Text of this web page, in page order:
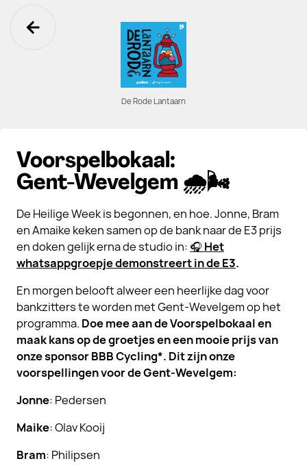
Ga terug
De Rode Lantaarn
Voorspelbokaal:
Gent-Wevelgem 🌧️🌬️
De Heilige Week is begonnen, en hoe. Jonne, Bram
en Amaike keken samen op de bank naar de E3 prijs
en doken gelijk erna de studio in: 🎧 Het
whatsappgroepje demonstreert in de E3.
En morgen belooft alweer een heerlijke dag voor
bankzitters te worden met Gent-Wevelgem op het
programma. Doe mee aan de Voorspelbokaal en
maak kans op de groetjes en een mooie prijs van
onze sponsor BBB Cycling*. Dit zijn onze
voorspellingen voor de Gent-Wevelgem:
Jonne: Pedersen
Maike: Olav Kooij
Bram: Philipsen